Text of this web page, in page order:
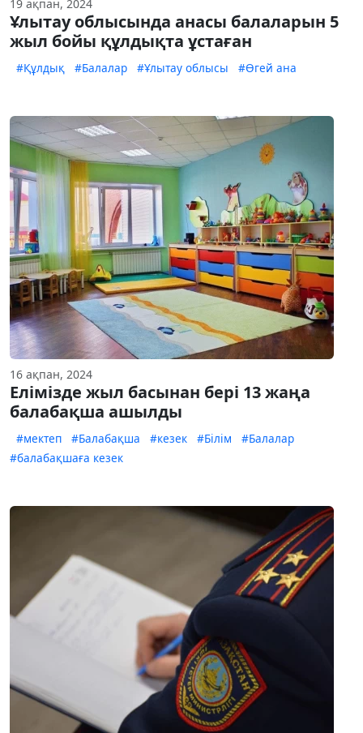
19 ақпан, 2024
Ұлытау облысында анасы балаларын 5
жыл бойы құлдықта ұстаған
#Құлдық #Балалар #Ұлытау облысы #Өгей ана
16 ақпан, 2024
Елімізде жыл басынан бері 13 жаңа
балабақша ашылды
#мектеп #Балабақша #кезек #Білім
#Балалар
#балабақшаға кезек